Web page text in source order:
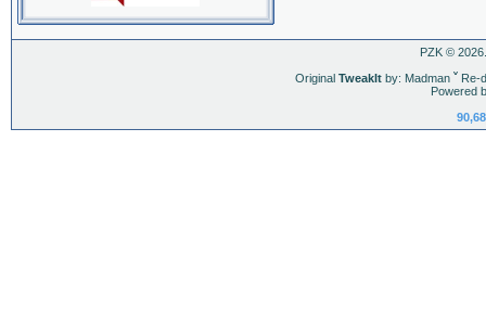
PZK ©
Original TweakItby: Madman ˇRe-
Powered